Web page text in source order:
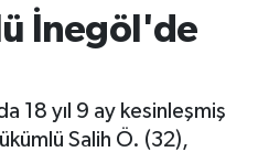
İnegöl'de
18 yıl 9 ay kesinleşmiş
Salih Ö. (32),
ve Fikstür